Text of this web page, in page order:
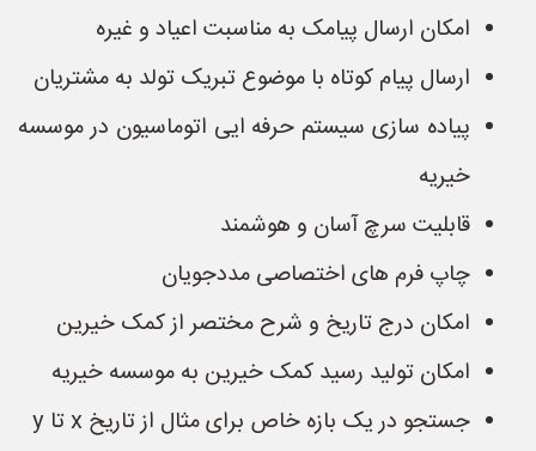
امکان ارسال پیامک به مناسبت اعیاد و غیره
ارسال پیام کوتاه با موضوع تبریک تولد به مشتریان
پیاده سازی سیستم حرفه ایی اتوماسیون در موسسه
خیریه
قابلیت سرچ آسان و هوشمند
چاپ فرم های اختصاصی مددجویان
امکان درج تاریخ و شرح مختصر از کمک خیرین
امکان تولید رسید کمک خیرین به موسسه خیریه
جستجو در یک بازه خاص برای مثال از تاریخ x تا y